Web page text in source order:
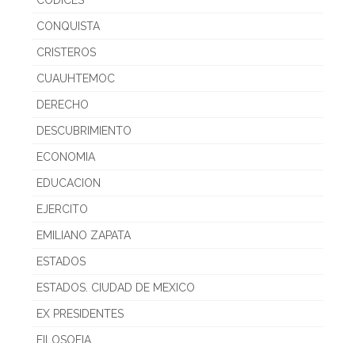
CONQUISTA
CRISTEROS
CUAUHTEMOC
DERECHO
DESCUBRIMIENTO
ECONOMIA
EDUCACION
EJERCITO
EMILIANO ZAPATA
ESTADOS
ESTADOS. CIUDAD DE MEXICO
EX PRESIDENTES
FILOSOFIA